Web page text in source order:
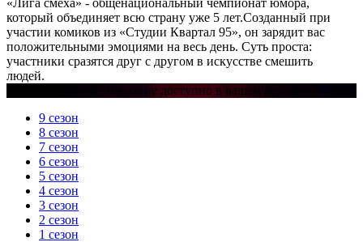
который объединяет всю страну уже 5 лет.Созданный при
участии комиков из «Студии Квартал 95», он зарядит вас
положительными эмоциями на весь день. Суть проста:
участники сразятся друг с другом в искусстве смешить
людей.
Доступ запрещен Видео не доступно в вашем регионе
9 сезон
8 сезон
7 сезон
6 сезон
5 сезон
4 сезон
3 сезон
2 сезон
1 сезон